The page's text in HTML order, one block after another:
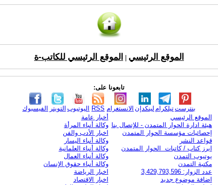
الموقع الرئيسي الموقع الرئيسي للكاتب-ة
تابعونا على:
الفيسبوك التويتر اليوتيوب RSS الانستغرام لينكدإن تيلكرامبنترست
الموقع الرئيسي
هيئة ادارة الحوار المتمدن - للإتصال بنا
إحصائيات مؤسسة الحوار المتمدن
قواعد النشر
ابرز كتاب / كاتبات الحوار المتمدن
يوتيوب التمدن
مكتبة التمدن
عدد الزوار: 3,429,793,596
اضافة موضوع جديد
أخبار عامة
وكالة أنباء المرأة
اخبار الأدب والفن
وكالة أنباء اليسار
وكالة أنباء العلمانية
وكالة أنباء العمال
وكالة أنباء حقوق الإنسان
اخبار الرياضة
اخبار الاقتصاد